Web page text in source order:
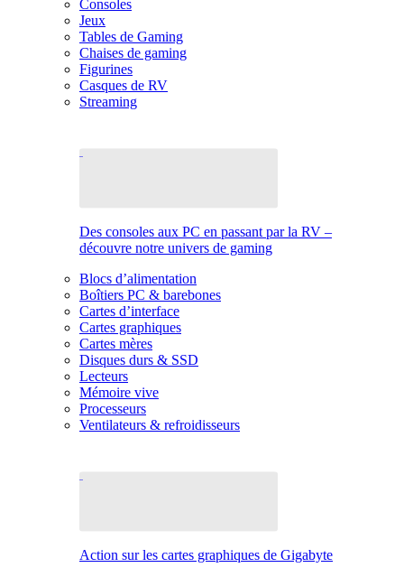
Consoles
Jeux
Tables de Gaming
Chaises de gaming
Figurines
Casques de RV
Streaming
Des consoles aux PC en passant par la RV –
découvre notre univers de gaming
Blocs d’alimentation
Boîtiers PC & barebones
Cartes d’interface
Cartes graphiques
Cartes mères
Disques durs & SSD
Lecteurs
Mémoire vive
Processeurs
Ventilateurs & refroidisseurs
Action sur les cartes graphiques de Gigabyte